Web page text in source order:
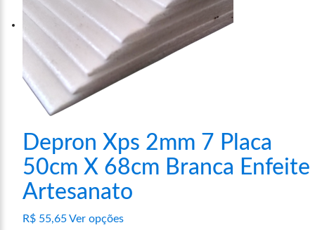
Depron Xps 2mm 7 Placa
50cm X 68cm Branca Enfeite
Artesanato
R$ 55,65Ver opçõesEste